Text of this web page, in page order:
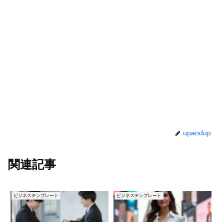
upandup
関連記事
ビジネステンプレート ビジネステンプレート